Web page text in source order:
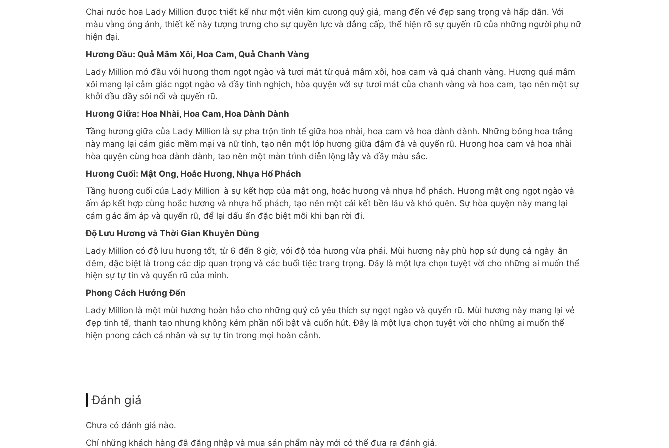
Chai nước hoa Lady Million được thiết kế như một viên kim cương quý giá, mang đến vẻ đẹp sang trọng và hấp dẫn. Với
màu vàng óng ánh, thiết kế này tượng trưng cho sự quyền lực và đẳng cấp, thể hiện rõ sự quyến rũ của những người phụ nữ
hiện đại.
Hương Đầu: Quả Mâm Xôi, Hoa Cam, Quả Chanh Vàng
Lady Million mở đầu với hương thơm ngọt ngào và tươi mát từ quả mâm xôi, hoa cam và quả chanh vàng. Hương quả mâm
xôi mang lại cảm giác ngọt ngào và đầy tinh nghịch, hòa quyện với sự tươi mát của chanh vàng và hoa cam, tạo nên một sự
khởi đầu đầy sôi nổi và quyến rũ.
Hương Giữa: Hoa Nhài, Hoa Cam, Hoa Dành Dành
Tầng hương giữa của Lady Million là sự pha trộn tinh tế giữa hoa nhài, hoa cam và hoa dành dành. Những bông hoa trắng
này mang lại cảm giác mềm mại và nữ tính, tạo nên một lớp hương giữa đậm đà và quyến rũ. Hương hoa cam và hoa nhài
hòa quyện cùng hoa dành dành, tạo nên một màn trình diễn lộng lẫy và đầy màu sắc.
Hương Cuối: Mật Ong, Hoắc Hương, Nhựa Hổ Phách
Tầng hương cuối của Lady Million là sự kết hợp của mật ong, hoắc hương và nhựa hổ phách. Hương mật ong ngọt ngào và
ấm áp kết hợp cùng hoắc hương và nhựa hổ phách, tạo nên một cái kết bền lâu và khó quên. Sự hòa quyện này mang lại
cảm giác ấm áp và quyến rũ, để lại dấu ấn đặc biệt mỗi khi bạn rời đi.
Độ Lưu Hương và Thời Gian Khuyên Dùng
Lady Million có độ lưu hương tốt, từ 6 đến 8 giờ, với độ tỏa hương vừa phải. Mùi hương này phù hợp sử dụng cả ngày lẫn
đêm, đặc biệt là trong các dịp quan trọng và các buổi tiệc trang trọng. Đây là một lựa chọn tuyệt vời cho những ai muốn thể
hiện sự tự tin và quyến rũ của mình.
Phong Cách Hướng Đến
Lady Million là một mùi hương hoàn hảo cho những quý cô yêu thích sự ngọt ngào và quyến rũ. Mùi hương này mang lại vẻ
đẹp tinh tế, thanh tao nhưng không kém phần nổi bật và cuốn hút. Đây là một lựa chọn tuyệt vời cho những ai muốn thể
hiện phong cách cá nhân và sự tự tin trong mọi hoàn cảnh.
Đánh giá
Chưa có đánh giá nào.
Chỉ những khách hàng đã đăng nhập và mua sản phẩm này mới có thể đưa ra đánh giá.